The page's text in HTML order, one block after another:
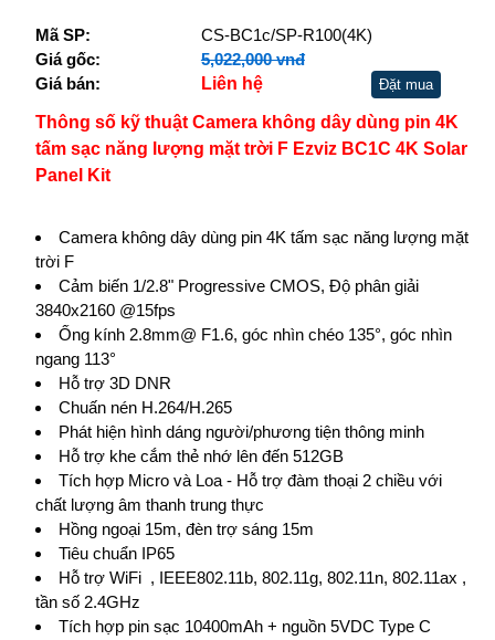
Mã SP:
CS-BC1c/SP-R100(4K)
Giá gốc:
5,022,000 vnđ
Giá bán:
Liên hệ Đặt mua
Thông số kỹ thuật Camera không dây dùng pin 4K
tấm sạc năng lượng mặt trời F Ezviz BC1C 4K Solar
Panel Kit
Camera không dây dùng pin 4K tấm sạc năng lượng mặt
trời F
Cảm biến 1/2.8" Progressive CMOS, Độ phân giải
3840x2160 @15fps
Ống kính 2.8mm@ F1.6, góc nhìn chéo 135°, góc nhìn
ngang 113°
Hỗ trợ 3D DNR
Chuấn nén H.264/H.265
Phát hiện hình dáng người/phương tiện thông minh
Hỗ trợ khe cắm thẻ nhớ lên đến 512GB
Tích hợp Micro và Loa - Hỗ trợ đàm thoại 2 chiều với
chất lượng âm thanh trung thực
Hồng ngoại 15m, đèn trợ sáng 15m
Tiêu chuẩn IP65
Hỗ trợ WiFi , IEEE802.11b, 802.11g, 802.11n, 802.11ax ,
tần số 2.4GHz
Tích hợp pin sạc 10400mAh + nguồn 5VDC Type C